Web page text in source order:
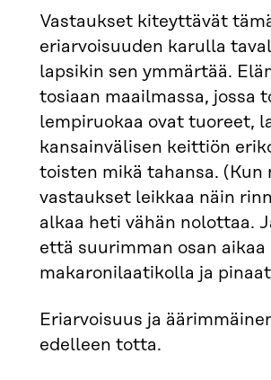
Vastaukset kiteyttävät
eriarvoisuuden karulla
lapsikin sen ymmärtää.
tosiaan maailmassa, jossa
lempiruokaa ovat tuoreet,
kansainvälisen keittiön
toisten mikä tahansa. (Kun
vastaukset leikkaa näin
alkaa heti vähän nolottaa.
että suurimman osan
makaronilaatikolla ja
Eriarvoisuus ja
edelleen totta.